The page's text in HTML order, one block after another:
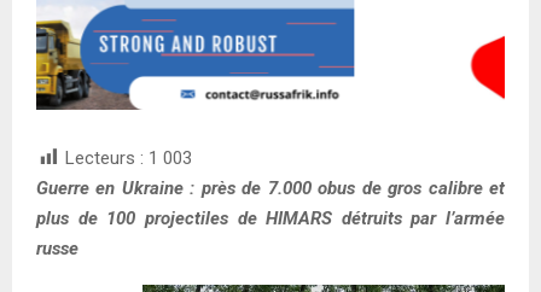
Lecteurs : 1 003
Guerre en Ukraine : près de 7.000 obus de gros calibre et
plus de 100 projectiles de HIMARS détruits par l’armée
russe